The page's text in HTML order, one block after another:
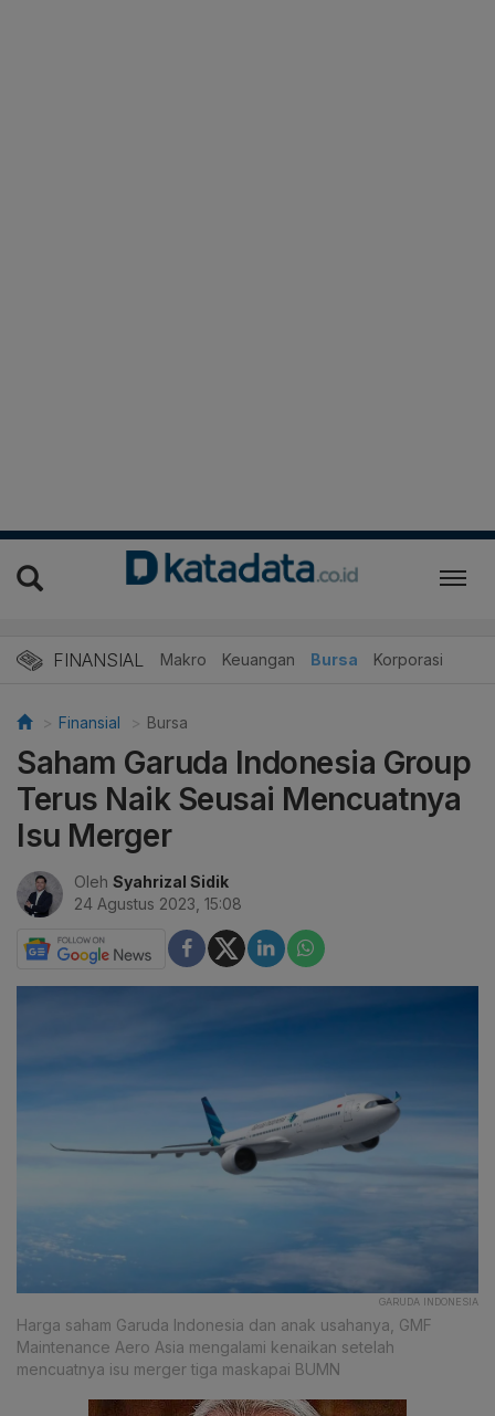
FINANSIAL Makro Keuangan Bursa Korporasi
Finansial Bursa
Saham Garuda Indonesia Group
Terus Naik Seusai Mencuatnya
Isu Merger
Oleh Syahrizal Sidik
24 Agustus 2023, 15:08
GARUDA INDONESIA
Harga saham Garuda Indonesia dan anak usahanya, GMF
Maintenance Aero Asia mengalami kenaikan setelah
mencuatnya isu merger tiga maskapai BUMN